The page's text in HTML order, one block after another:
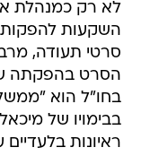
לא רק כמנהלת
השקעות
סרטי תעודה,
הסרט בהפקתה
בחו"ל הוא
בבימויו של
ראיונות